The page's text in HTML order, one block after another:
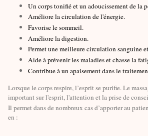
Un corps tonifié et un adoucissement de la
Améliore la circulation de l'énergie.
Favorise le sommeil.
Améliore la digestion.
Permet une meilleure circulation sanguine
Aide à prévenir les maladies et chasse la
Contribue à un apaisement dans le
Lorsque le corps respire, l’esprit se purifie. Le
important sur l'esprit, l'attention et la prise de
Il permet dans de nombreux cas d’apporter au
en :